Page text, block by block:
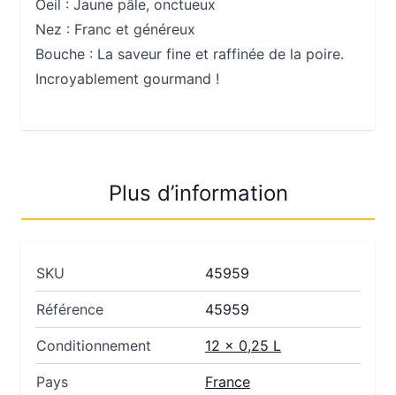
Oeil : Jaune pâle, onctueux
Nez : Franc et généreux
Bouche : La saveur fine et raffinée de la poire.
Incroyablement gourmand !
Plus d’information
SKU 45959
Référence 45959
Conditionnement 12 x 0,25 L
Pays France